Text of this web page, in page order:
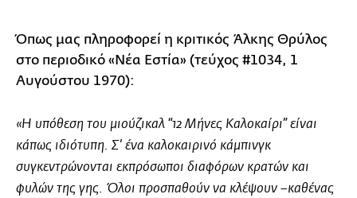
Όπως μας πληροφορεί η κριτικός Άλκης Θρύλος
στο περιοδικό «Νέα Εστία» (τεύχος #1034, 1
Αυγούστου 1970):
«Η υπόθεση του μιούζικαλ “12 Μήνες Καλοκαίρι” είναι
κάπως ιδιότυπη. Σ’ ένα καλοκαιρινό κάμπινγκ
συγκεντρώνονται εκπρόσωποι διαφόρων κρατών και
φυλών της γης. Όλοι προσπαθούν να κλέψουν –καθένας